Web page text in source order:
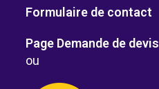
Formulaire de contact
Page Demande de devis
ou